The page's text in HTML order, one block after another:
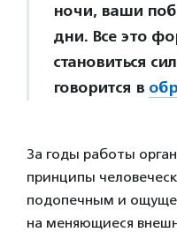
ночи, ваши
дни. Все это
становиться
говорится в
За годы работы
принципы
подопечным и
на меняющиеся